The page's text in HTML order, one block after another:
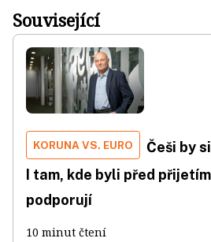
Související
KORUNA VS. EURO
Češi by
I tam, kde byli před
podporují
10 minut čtení